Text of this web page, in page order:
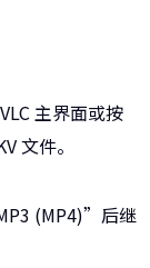
主界面或按
文件。
(MP4)”后继